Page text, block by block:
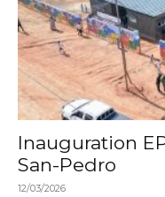
Inauguration
San-Pedro
12/03/2026